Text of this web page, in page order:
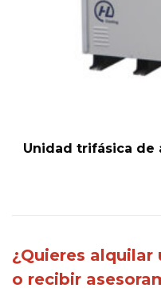
Unidad trifásica de
¿Quieres
o recibir